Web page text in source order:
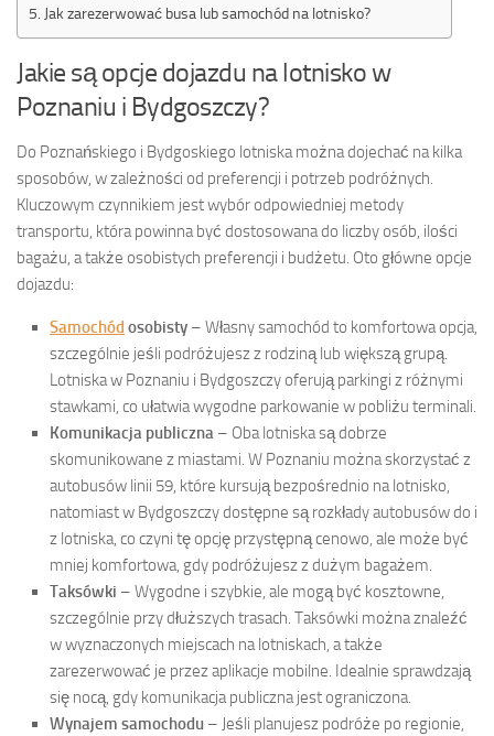
Jak zarezerwować busa lub samochód na lotnisko?
Jakie są opcje dojazdu na lotnisko w
Poznaniu i Bydgoszczy?
Do Poznańskiego i Bydgoskiego lotniska można dojechać na kilka
sposobów, w zależności od preferencji i potrzeb podróżnych.
Kluczowym czynnikiem jest wybór odpowiedniej metody
transportu, która powinna być dostosowana do liczby osób, ilości
bagażu, a także osobistych preferencji i budżetu. Oto główne opcje
dojazdu:
Samochód osobisty – Własny samochód to komfortowa opcja,
szczególnie jeśli podróżujesz z rodziną lub większą grupą.
Lotniska w Poznaniu i Bydgoszczy oferują parkingi z różnymi
stawkami, co ułatwia wygodne parkowanie w pobliżu terminali.
Komunikacja publiczna – Oba lotniska są dobrze
skomunikowane z miastami. W Poznaniu można skorzystać z
autobusów linii 59, które kursują bezpośrednio na lotnisko,
natomiast w Bydgoszczy dostępne są rozkłady autobusów do i
z lotniska, co czyni tę opcję przystępną cenowo, ale może być
mniej komfortowa, gdy podróżujesz z dużym bagażem.
Taksówki – Wygodne i szybkie, ale mogą być kosztowne,
szczególnie przy dłuższych trasach. Taksówki można znaleźć
w wyznaczonych miejscach na lotniskach, a także
zarezerwować je przez aplikacje mobilne. Idealnie sprawdzają
się nocą, gdy komunikacja publiczna jest ograniczona.
Wynajem samochodu – Jeśli planujesz podróże po regionie,